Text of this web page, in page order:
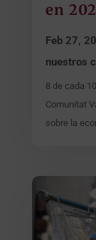
en
Feb 27,
nuestros
8 de cada
Comunitat
sobre la